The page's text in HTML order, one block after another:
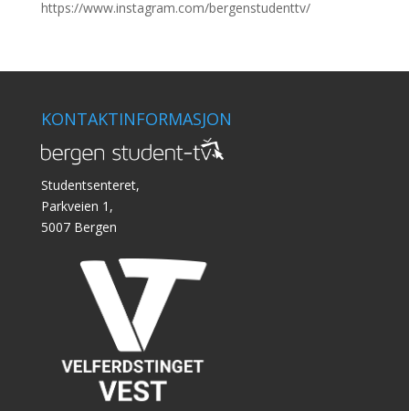
https://www.instagram.com/bergenstudenttv/
KONTAKTINFORMASJON
Studentsenteret,
Parkveien 1,
5007 Bergen